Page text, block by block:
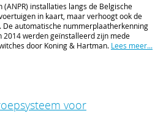
installaties langs de Belgische
in kaart, maar verhoogt ook de
De automatische nummerplaatherkenning
2014 werden geïnstalleerd zijn mede
door Koning & Hartman. Lees meer...
voor